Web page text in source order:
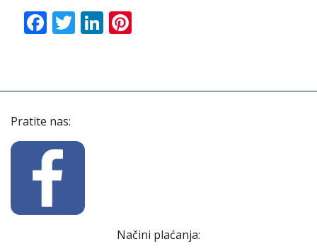
Facebook
TwitterLinkedIn
Pratite nas:
Načini plaćanja: